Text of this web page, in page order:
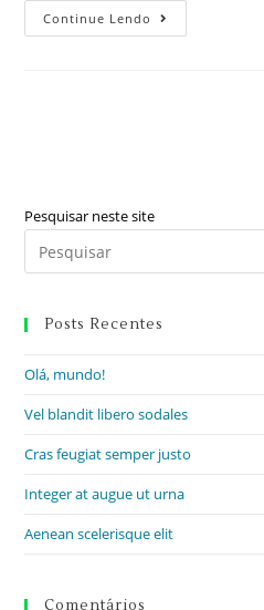
Continue Lendo
Pesquisar neste site
Posts Recentes
Olá, mundo!
Vel blandit libero sodales
Cras feugiat semper justo
Integer at augue ut urna
Aenean scelerisque elit
Comentários